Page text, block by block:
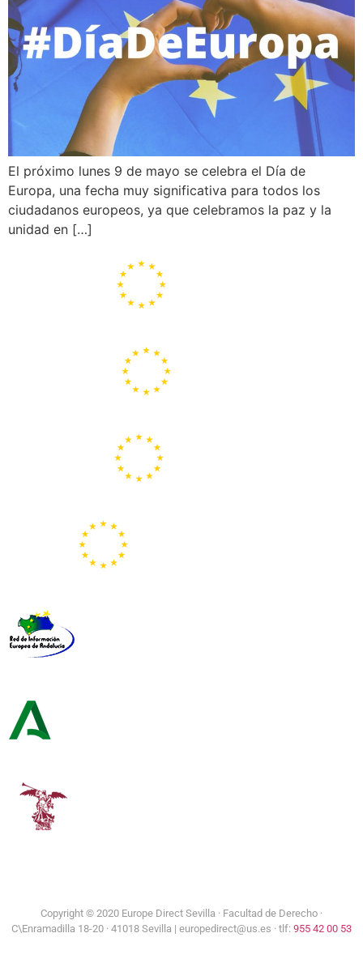
El próximo lunes 9 de mayo se celebra el Día de
Europa, una fecha muy significativa para todos los
ciudadanos europeos, ya que celebramos la paz y la
unidad en […]
Copyright © 2020 Europe Direct Sevilla · Facultad de Derecho ·
C\Enramadilla 18-20 · 41018 Sevilla | europedirect@us.es · tlf: 955 42 00 53